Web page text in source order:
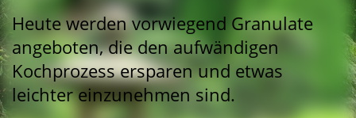
Heute werden vorwiegend Granulate
angeboten, die den aufwändigen
Kochprozess ersparen und etwas
leichter einzunehmen sind.